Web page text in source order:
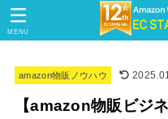
MENU
amazon物販ノウハウ
【amazon物販ビジ